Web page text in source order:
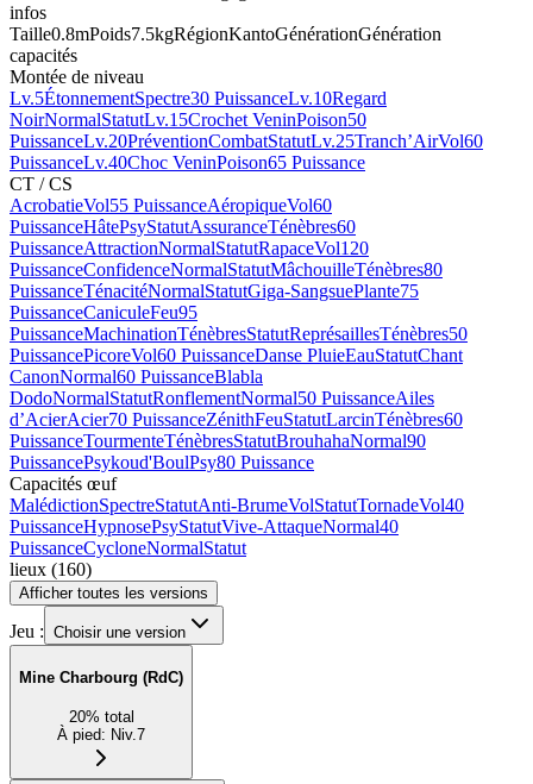
infos
Taille0.8mPoids7.5kgRégionKantoGénérationGénération
capacités
Montée de niveau
Lv.5ÉtonnementSpectre30 PuissanceLv.10Regard
NoirNormalStatutLv.15Crochet VeninPoison50
PuissanceLv.20PréventionCombatStatutLv.25Tranch’AirVol60
PuissanceLv.40Choc VeninPoison65 Puissance
CT / CS
AcrobatieVol55 PuissanceAéropiqueVol60
PuissanceHâtePsyStatutAssuranceTénèbres60
PuissanceAttractionNormalStatutRapaceVol120
PuissanceConfidenceNormalStatutMâchouilleTénèbres80
PuissanceTénacitéNormalStatutGiga-SangsuePlante75
PuissanceCaniculeFeu95
PuissanceMachinationTénèbresStatutReprésaillesTénèbres50
PuissancePicoreVol60 PuissanceDanse PluieEauStatutChant
CanonNormal60 PuissanceBlabla
DodoNormalStatutRonflementNormal50 PuissanceAiles
d’AcierAcier70 PuissanceZénithFeuStatutLarcinTénèbres60
PuissanceTourmenteTénèbresStatutBrouhahaNormal90
PuissancePsykoud'BoulPsy80 Puissance
Capacités œuf
MalédictionSpectreStatutAnti-BrumeVolStatutTornadeVol40
PuissanceHypnosePsyStatutVive-AttaqueNormal40
PuissanceCycloneNormalStatut
lieux (160)
Afficher toutes les versions
Jeu : Choisir une version
Mine Charbourg (RdC)
20% total
À pied: Niv.7